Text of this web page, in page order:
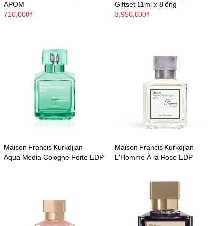
APOM
710,000₫
Giftset 11ml x 8 ống
3,950,000₫
Maison Francis Kurkdjian
Aqua Media Cologne Forte EDP
Maison Francis Kurkdjian
L'Homme À la Rose EDP